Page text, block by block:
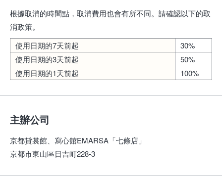
根據取消的時間點，取消費用也會有所不同。請確認以下的取
消政策。
使用日期的7天前起
30%
使用日期的3天前起
50%
使用日期的1天前起
100%
主辦公司
京都貸裳館、寫心館EMARSA「七條店」
京都市東山區日吉町228-3